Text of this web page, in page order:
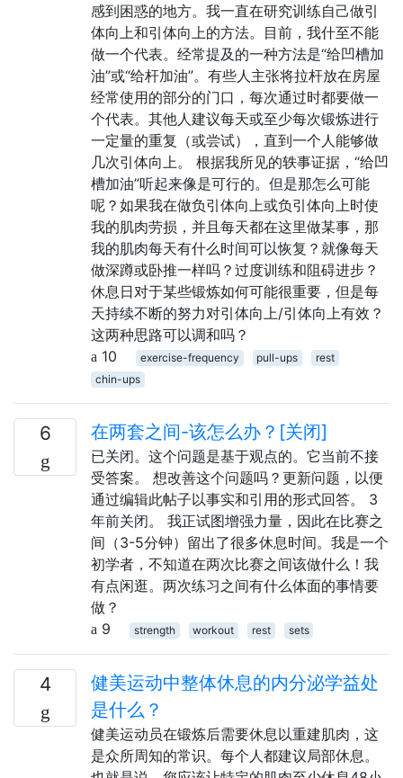
感到困惑的地方。我一直在研究训练自己做引
体向上和引体向上的方法。目前，我什至不能
做一个代表。经常提及的一种方法是“给凹槽加
油”或“给杆加油”。有些人主张将拉杆放在房屋
经常使用的部分的门口，每次通过时都要做一
个代表。其他人建议每天或至少每次锻炼进行
一定量的重复（或尝试），直到一个人能够做
几次引体向上。 根据我所见的轶事证据，“给凹
槽加油”听起来像是可行的。但是那怎么可能
呢？如果我在做负引体向上或负引体向上时使
我的肌肉劳损，并且每天都在这里做某事，那
我的肌肉每天有什么时间可以恢复？就像每天
做深蹲或卧推一样吗？过度训练和阻碍进步？
休息日对于某些锻炼如何可能很重要，但是每
天持续不断的努力对引体向上/引体向上有效？
这两种思路可以调和吗？
10
exercise-frequency pull-ups
rest
chin-ups
6 在两套之间-该怎么办？[关闭]
已关闭。这个问题是基于观点的。它当前不接
受答案。 想改善这个问题吗？更新问题，以便
通过编辑此帖子以事实和引用的形式回答。 3
年前关闭。 我正试图增强力量，因此在比赛之
间（3-5分钟）留出了很多休息时间。我是一个
初学者，不知道在两次比赛之间该做什么！我
有点闲逛。两次练习之间有什么体面的事情要
做？
9
strength workout rest sets
4
健美运动中整体休息的内分泌学益处
是什么？
健美运动员在锻炼后需要休息以重建肌肉，这
是众所周知的常识。每个人都建议局部休息。